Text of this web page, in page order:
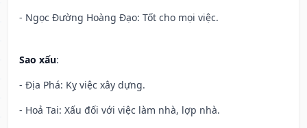
- Ngọc Đường Hoàng Đạo: Tốt cho mọi việc.
Sao xấu:
- Địa Phá: Kỵ việc xây dựng.
- Hoả Tai: Xấu đối với việc làm nhà, lợp nhà.